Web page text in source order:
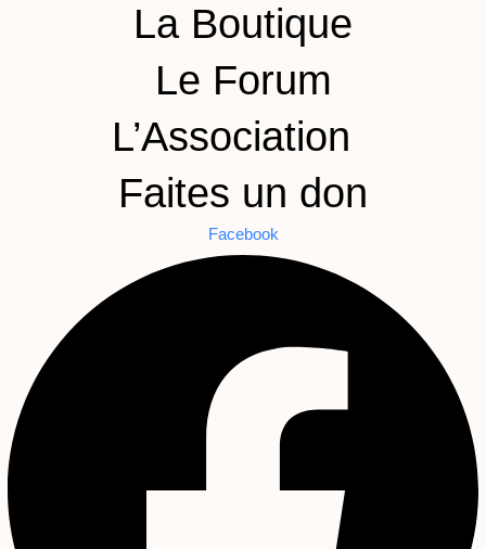
La Boutique
Le Forum
L’Association
Faites un don
Facebook